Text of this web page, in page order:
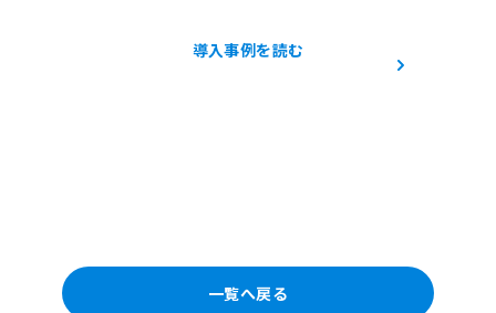
導入事例を読む
一覧へ戻る